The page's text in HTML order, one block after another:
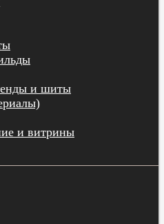
и шиты
и витрины